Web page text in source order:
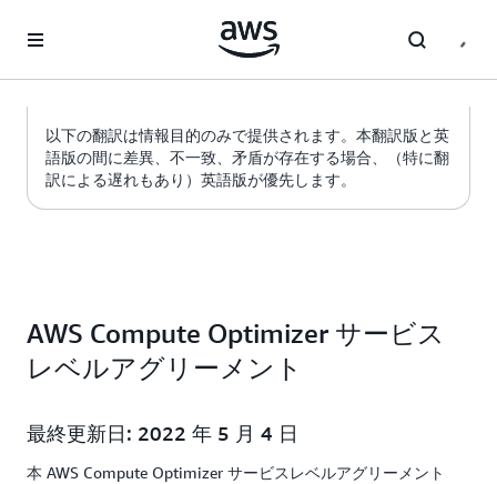
以下の翻訳は情報目的のみで提供されます。本翻訳版と英
語版の間に差異、不一致、矛盾が存在する場合、（特に翻
訳による遅れもあり）英語版が優先します。
AWS Compute Optimizer サービス
レベルアグリーメント
最終更新日: 2022 年 5 月 4 日
本 AWS Compute Optimizer サービスレベルアグリーメント